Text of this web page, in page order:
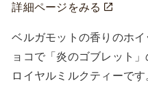
詳細ページをみる
ベルガモットの香りのホ
ョコで「炎のゴブレット
ロイヤルミルクティーです